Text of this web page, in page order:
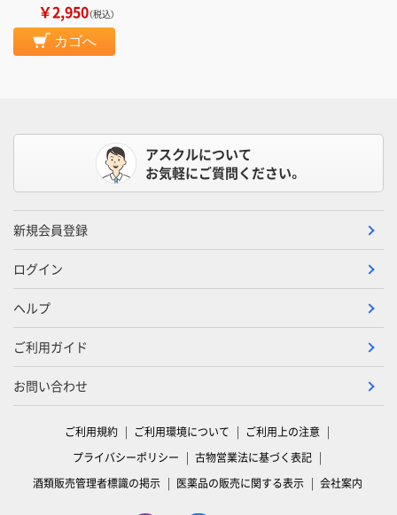
￥2,950（税込）
カゴへ
アスクルについて
お気軽にご質問ください。
新規会員登録
ログイン
ヘルプ
ご利用ガイド
お問い合わせ
ご利用規約 ご利用環境について
ご利用上の注意
プライバシーポリシー
古物営業法に基づく表記
酒類販売管理者標識の掲示
医薬品の販売に関する表示 会社案内